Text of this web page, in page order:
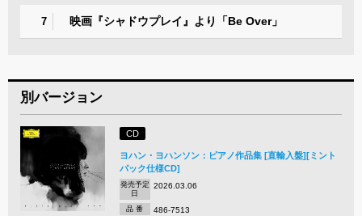
7 映画『シャドウプレイ』より「Be Over」
別バージョン
CD
ヨハン・ヨハンソン：ピアノ作品集 [直輸入盤][ミント
パック仕様CD]
発売予定
日
2026.03.06
品 番 486-7513